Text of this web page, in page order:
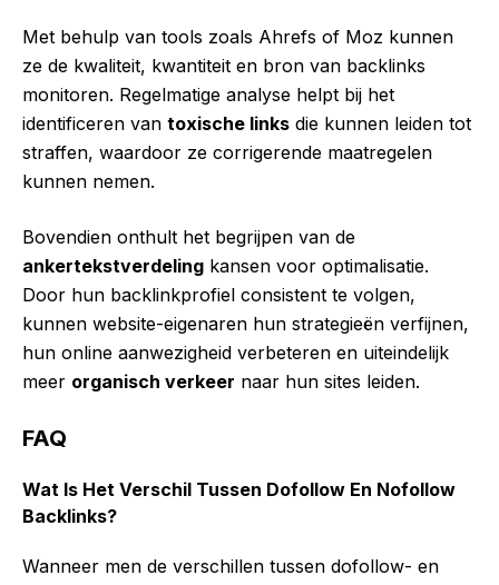
Met behulp van tools zoals Ahrefs of Moz kunnen
ze de kwaliteit, kwantiteit en bron van backlinks
monitoren. Regelmatige analyse helpt bij het
identificeren van toxische links die kunnen leiden tot
straffen, waardoor ze corrigerende maatregelen
kunnen nemen.
Bovendien onthult het begrijpen van de
ankertekstverdeling kansen voor optimalisatie.
Door hun backlinkprofiel consistent te volgen,
kunnen website-eigenaren hun strategieën verfijnen,
hun online aanwezigheid verbeteren en uiteindelijk
meer organisch verkeer naar hun sites leiden.
FAQ
Wat Is Het Verschil Tussen Dofollow En Nofollow
Backlinks?
Wanneer men de verschillen tussen dofollow- en